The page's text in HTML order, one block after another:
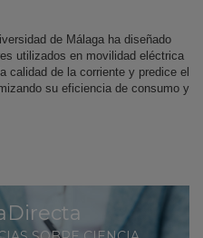
de Málaga ha diseñado
utilizados en movilidad eléctrica
calidad de la corriente y predice el
su eficiencia de consumo y